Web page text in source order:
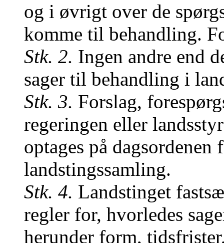
og i øvrigt over de
komme til behandling.
Stk. 2. Ingen andre end
sager til behandling i
Stk. 3. Forslag,
regeringen eller
optages på
landstingssamling.
Stk. 4. Landstinget
regler for, hvorledes
herunder form,